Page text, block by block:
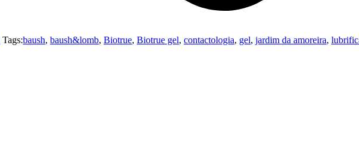
Tags:baush, baush&lomb, Biotrue, Biotrue gel, contactologia, gel, jardim da amoreira,